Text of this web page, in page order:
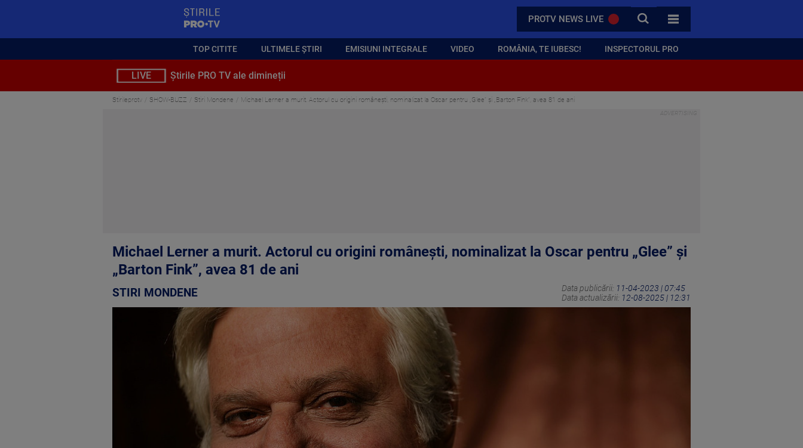
PROTV NEWS LIVE CAUTA
TOATE CATEGORIILE
TOP CITITE ULTIMELE ȘTIRI EMISIUNI INTEGRALE VIDEO ROMÂNIA, TE IUBESC! INSPECTORUL PRO
LIVE Știrile PRO TV ale dimineții
Stirileprotv SHOW-BUZZ Stiri Mondene Michael Lerner a murit. Actorul cu origini românești, nominalizat la Oscar pentru „Glee” și „Barton Fink”, avea 81 de ani
Michael Lerner a murit. Actorul cu origini românești, nominalizat la Oscar pentru „Glee” și
„Barton Fink”, avea 81 de ani
STIRI MONDENE Data publicării: 11-04-2023 | 07:45
Data actualizării: 12-08-2025 | 12:31